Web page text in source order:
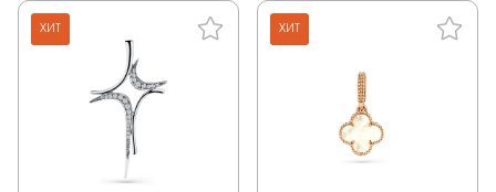
ХИТ ХИТ